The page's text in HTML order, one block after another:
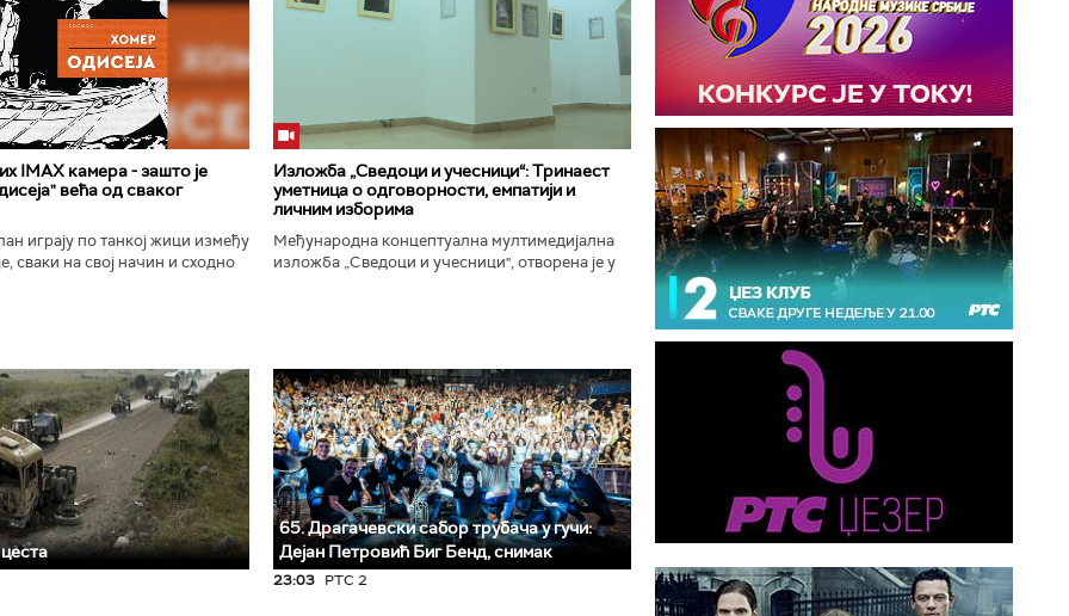
IMAX камера - зашто је
већа од сваког
играју по танкој жици између
сваки на свој начин и сходно
Изложба „Сведоци и учесници“: Тринаест
уметница о одговорности, емпатији и
личним изборима
Међународна концептуална мултимедијална
изложба „Сведоци и учесници", отворена је у
65. Драгачевски сабор трубача у гучи:
Дејан Петровић Биг Бeнд, снимак
23:03 РТС 2